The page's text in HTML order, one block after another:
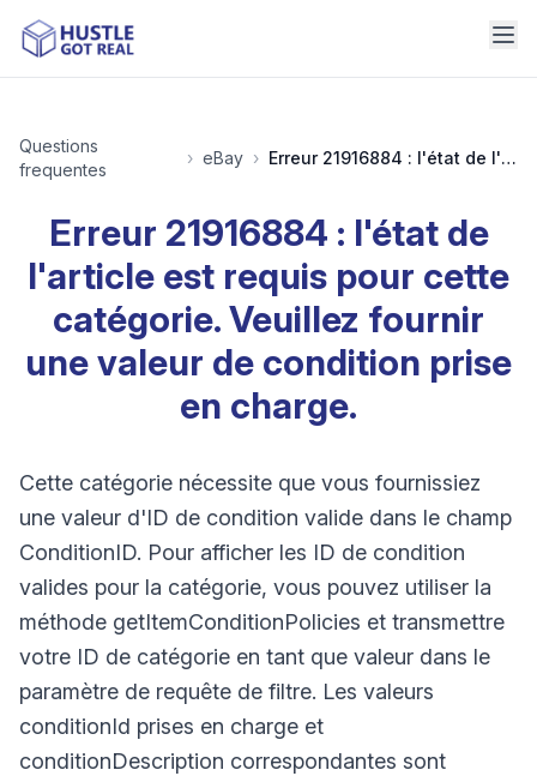
Questions
frequentes
› eBay › Erreur 21916884 : l'état de l'article est requis pour cette catégorie. Veuillez fournir une valeur de condition prise en charge.
Erreur 21916884 : l'état de
l'article est requis pour cette
catégorie. Veuillez fournir
une valeur de condition prise
en charge.
Cette catégorie nécessite que vous fournissiez
une valeur d'ID de condition valide dans le champ
ConditionID. Pour afficher les ID de condition
valides pour la catégorie, vous pouvez utiliser la
méthode getItemConditionPolicies et transmettre
votre ID de catégorie en tant que valeur dans le
paramètre de requête de filtre. Les valeurs
conditionId prises en charge et
conditionDescription correspondantes sont